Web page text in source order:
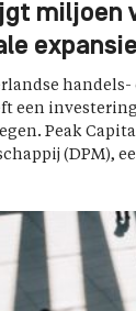
miljoen
expansie
een
Peak
(DPM),